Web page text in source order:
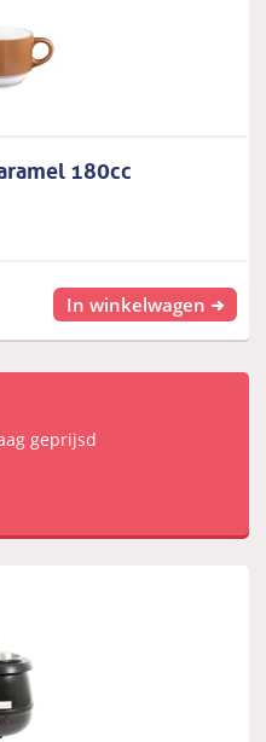
180cc
In winkelwagen
geprijsd